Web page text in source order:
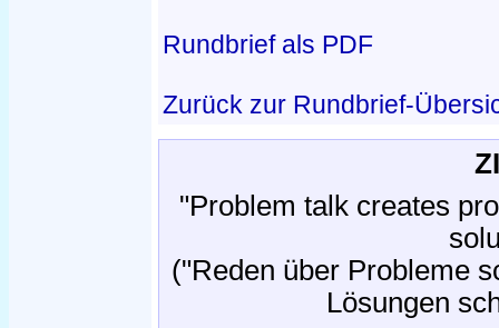
Rundbrief als PDF
Zurück zur Rundbrief-
"Problem talk creates
("Reden über Probleme
Lösungen